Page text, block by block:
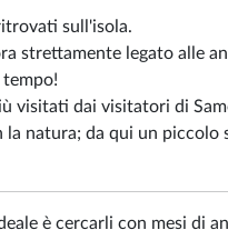
sull'isola.
strettamente legato alle
visitati dai visitatori di
natura; da qui un piccolo
è cercarli con mesi di